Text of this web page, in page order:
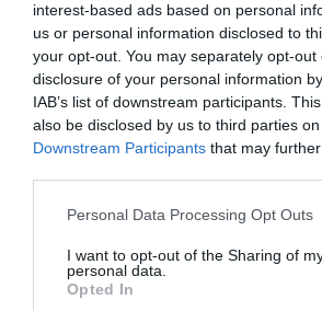
interest-based ads based on personal
us or personal information disclosed to
your opt-out. You may separately opt-
disclosure of your personal information
IAB’s list of downstream participants.
also be disclosed by us to third parties
Downstream Participants that may
Please note that this website/app uses
not limited to your visit or usage
grant or deny consent to Google and its
use your data for below specified
Personal Data Processing Opt Outs
I want to opt-out of the Sharing of
personal data.
Opted In
Μέγας εχθρός της
υπέρμετρη γραφειοκρατία και η
από τις υπερβολικές - ως προς
έκταση - ρυθμίσεις, που αφορούν
άσκησης επιχειρηματικής
Ανταγωνιστικότητα της
Οικονομίας: Προκλήσεις και
Ελλάδα είναι 50η μεταξύ 69